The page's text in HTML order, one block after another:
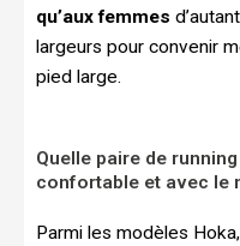
qu’aux femmes
largeurs pour convenir
pied large.
Quelle paire de
confortable et avec le
Parmi les modèles